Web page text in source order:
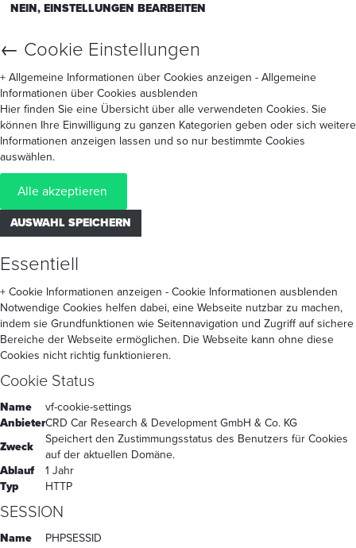
NEIN, EINSTELLUNGEN BEARBEITEN
← Cookie Einstellungen
+ Allgemeine Informationen über Cookies anzeigen - Allgemeine
Informationen über Cookies ausblenden
Hier finden Sie eine Übersicht über alle verwendeten Cookies. Sie
können Ihre Einwilligung zu ganzen Kategorien geben oder sich weitere
Informationen anzeigen lassen und so nur bestimmte Cookies
auswählen.
Alle akzeptieren
AUSWAHL SPEICHERN
Essentiell
+ Cookie Informationen anzeigen - Cookie Informationen ausblenden
Notwendige Cookies helfen dabei, eine Webseite nutzbar zu machen,
indem sie Grundfunktionen wie Seitennavigation und Zugriff auf sichere
Bereiche der Webseite ermöglichen. Die Webseite kann ohne diese
Cookies nicht richtig funktionieren.
Cookie Status
Name
vf-cookie-settings
AnbieterCRD Car Research & Development GmbH & Co. KG
Zweck
Speichert den Zustimmungsstatus des Benutzers für Cookies
auf der aktuellen Domäne.
Ablauf
1 Jahr
Typ
HTTP
SESSION
Name
PHPSESSID